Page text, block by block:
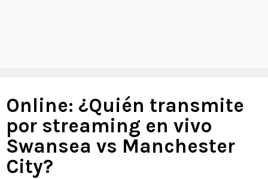
Online: ¿Quién transmite
por streaming en vivo
Swansea vs Manchester
City?